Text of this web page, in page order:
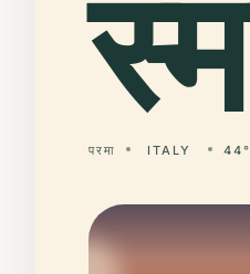
परमा ITALY